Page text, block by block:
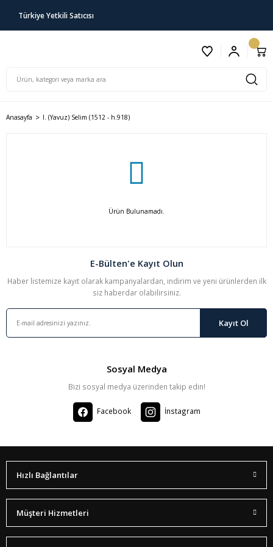
Türkiye Yetkili Satıcısı
Anasayfa I. (Yavuz) Selim (1512 - h.918)
Ürün Bulunamadı.
E-Bülten'e Kayıt Olun
Haber listemize kayıt olarak kampanyalardan, indirim ve yeni ürünlerden ilk
siz haberdar olabilirsiniz.
Kayıt Ol
Sosyal Medya
Bizi sosyal medya üzerinden takip edin!
Facebook İnstagram
Hızlı Bağlantılar
Müşteri Hizmetleri